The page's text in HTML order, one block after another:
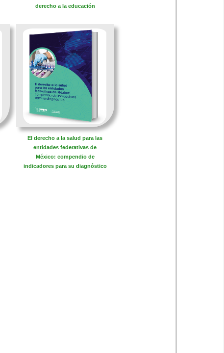
derecho a la educación
​El derecho a la salud para las
entidades federativas de
México: compendio de
indicadores para su diagnóstico